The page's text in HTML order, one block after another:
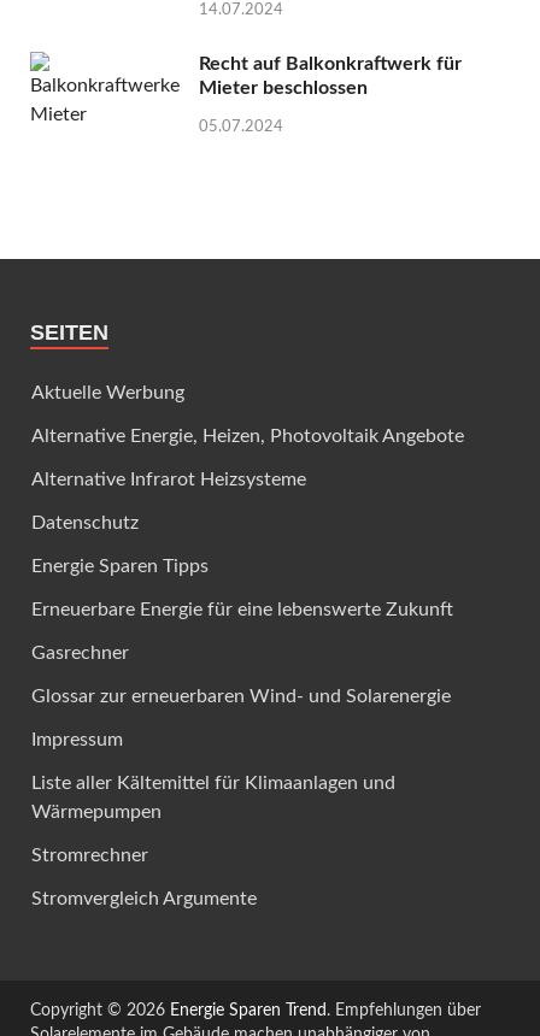
14.07.2024
Recht auf Balkonkraftwerk für
Mieter beschlossen
05.07.2024
SEITEN
Aktuelle Werbung
Alternative Energie, Heizen, Photovoltaik Angebote
Alternative Infrarot Heizsysteme
Datenschutz
Energie Sparen Tipps
Erneuerbare Energie für eine lebenswerte Zukunft
Gasrechner
Glossar zur erneuerbaren Wind- und Solarenergie
Impressum
Liste aller Kältemittel für Klimaanlagen und
Wärmepumpen
Stromrechner
Stromvergleich Argumente
Copyright © 2026 Energie Sparen Trend . Empfehlungen über